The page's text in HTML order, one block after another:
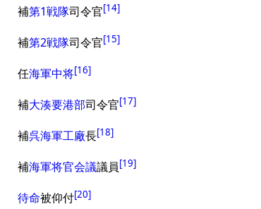
補第1戦隊司令官[14]
補第2戦隊司令官[15]
任海軍中将[16]
補大湊要港部司令官[17]
補呉海軍工廠長[18]
補海軍将官会議議員[19]
待命被仰付[20]